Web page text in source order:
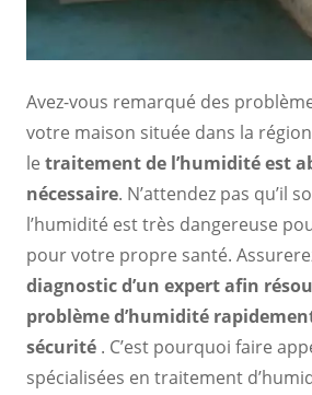
Avez-vous remarqué des
votre maison située dans la
le traitement de l’humidité est
nécessaire. N’attendez pas qu’il
l’humidité est très dangereuse
pour votre propre santé.
diagnostic d’un expertafin
problème d’humidité
sécurité . C’est pourquoi faire
spécialisées en traitement